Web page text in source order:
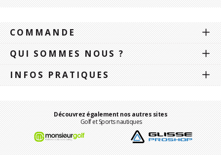
COMMANDE
QUI SOMMES NOUS ?
INFOS PRATIQUES
Découvrez également nos autres sites
Golf et Sports nautiques